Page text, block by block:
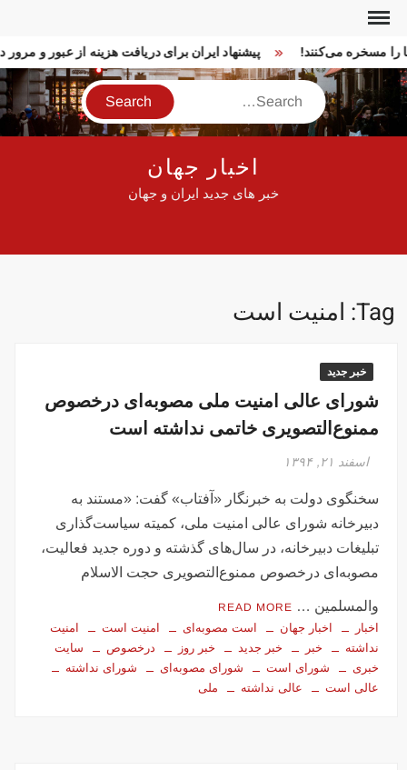
Skip
content
پیشنهاد ایران برای دریافت هزینه از عبور و را مسخره می‌کنند!
Search
اخبار جهان
خبر های جدید ایران و جهان
Tag: امنیت است
خبر جدید
شورای عالی امنیت‌‌ ملی مصوبه‌ای درخصوص
ممنوع‌التصویری خاتمی نداشته است
اسفند ۲۱, ۱۳۹۴
سخنگوی دولت به خبرنگار «آفتاب» گفت: «مستند به
دبیرخانه شورای عالی امنیت ملی، کمیته سیاست‌‌گذاری
تبلیغات دبیرخانه، در سال‌های گذشته و دوره جدید فعالیت،
مصوبه‌ای درخصوص ممنوع‌التصویری حجت الاسلام
والمسلمین … READ MORE
اخبار اخبار جهان است مصوبه‌ای امنیت است
امنیت‌‌
نداشته
خبر خبر جدید خبر روز درخصوص
سایت
خبری
شورای است شورای مصوبه‌ای
شورای نداشته
عالی است
عالی نداشته ملی